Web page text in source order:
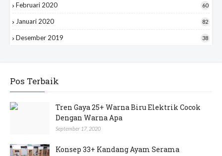
Februari 2020 60
Januari 2020 82
Desember 2019 38
Pos Terbaik
Tren Gaya 25+ Warna Biru Elektrik Cocok
Dengan Warna Apa
September 17, 2020
Konsep 33+ Kandang Ayam Serama